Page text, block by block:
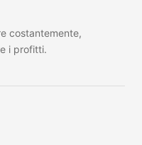
costantemente,
i profitti.